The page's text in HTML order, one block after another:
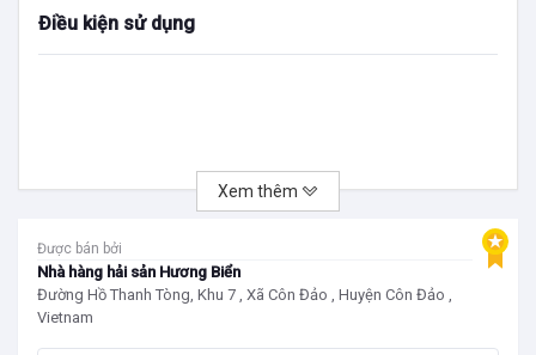
Điều kiện sử dụng
Xem thêm
Được bán bởi
Nhà hàng hải sản Hương Biển
Đường Hồ Thanh Tòng, Khu 7 , Xã Côn Đảo , Huyện Côn Đảo ,
Vietnam